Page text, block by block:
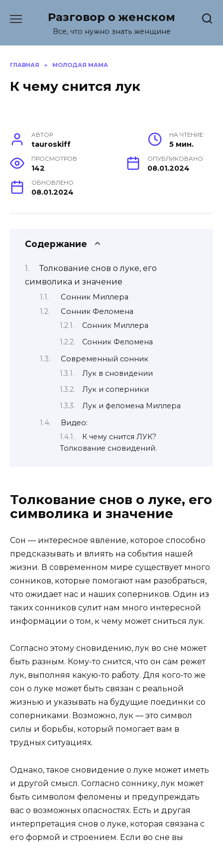
содержанию
Разговор о женском
Все, что нужно знать женщине
ГЛАВНАЯ » МОЛОДАЯ МАМА
К чему снится лук
АВТОР
tauroskiff
НА ЧТЕНИЕ
5 мин.
ПРОСМОТРОВ
142
ОПУБЛИКОВАНО
08.01.2024
ОБНОВЛЕНО
08.01.2024
Содержание
Толкование снов о луке, его
символика и значение
Сонник Миллера
Сонник Феломена
Сонник Миллера
Сонник Феломена
Современный сонник
Лук в сновидении
Лук и соперники
Лук и феломена Миллера
Видео:
К чему снится ЛУК?
Толкование сновидений.
Толкование снов о луке, его
символика и значение
Сон — интересное явление, которое способно
предсказывать и влиять на события нашей
жизни. В современном мире существует много
сонников, которые помогают нам разобраться,
что ожидает нас и наших соперников. Один из
таких сонников сулит нам много интересной
информации о том, к чему может сниться лук.
Согласно этому сновидению, лук во сне может
быть разным. Кому-то снится, что он сам режет
лук, выполняя какую-то работу. Для кого-то же
сон о луке может быть связан с реальной
жизнью и указывать на будущие поединки со
соперниками. Возможно, лук — это символ
силы и борьбы, который помогает вам в
трудных ситуациях.
Однако, такое сновидение о луке может иметь
и другой смысл. Согласно соннику, лук может
быть символом феломены и предупреждать
вас о возможных опасностях. Есть и другая
интерпретация снов о луке, которая связана с
его формой и строением. Если во сне вы